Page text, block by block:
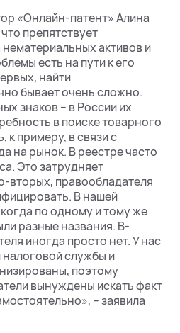
«Онлайн-патент» Алина
препятствует
активов и
есть на пути к его
найти
бывает очень сложно.
знаков – в России их
в поиске товарного
к примеру, в связи с
на рынок. В реестре часто
Это затрудняет
вторых, правообладателя
В нашей
по одному и тому же
разные названия. В-
иногда просто нет. У нас
службы и
поэтому
вынуждены искать факт
– заявила